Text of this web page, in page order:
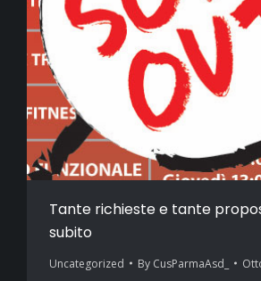
Tante richieste e tante
subito
Uncategorized By CusParmaAsd_